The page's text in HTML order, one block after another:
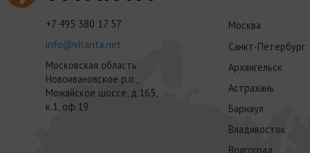
+7 495 380 17 57
info@vitanta.net
Московская область
Новоивановское р.п.,
Можайское шоссе, д.165,
к.1, оф.19
Москва
Санкт-Петербург
Архангельск
Астрахань
Барнаул
Владивосток
Волгоград